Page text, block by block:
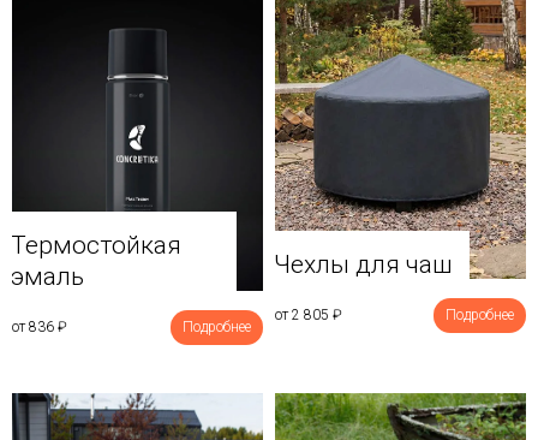
Термостойкая
эмаль
от 836 ₽ Подробнее
Чехлы для чаш
от 2 805 ₽ Подробнее